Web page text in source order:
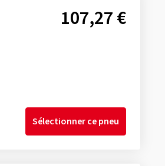
107,27 €
Sélectionner ce pneu